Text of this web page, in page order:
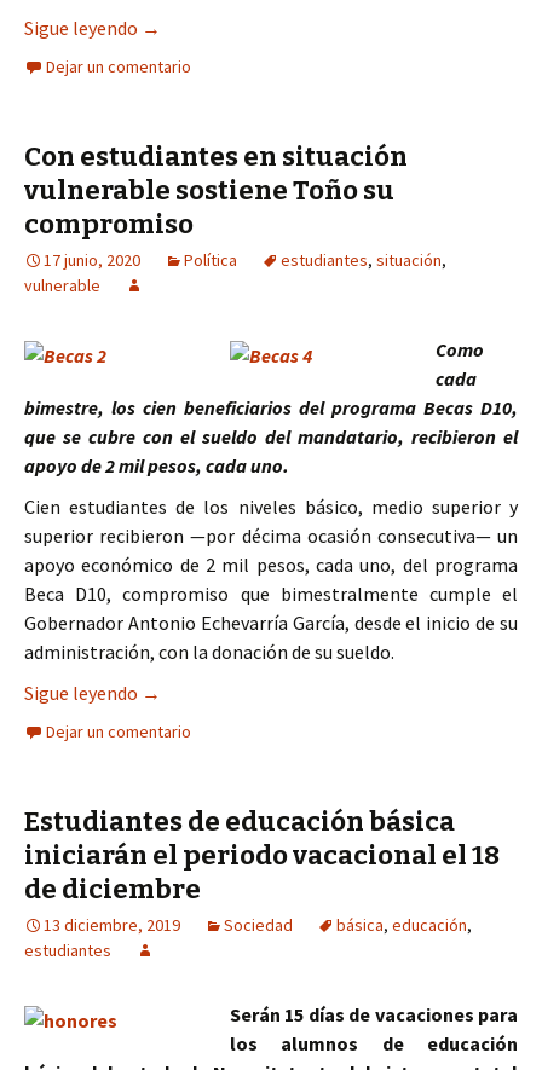
Sigue leyendo Más de 3 mil estudiantes ingresarán a CECyTEN
→
Dejar un comentario
Con estudiantes en situación
vulnerable sostiene Toño su
compromiso
17 junio, 2020 Política estudiantes, situación,
vulnerable
Como
cada
bimestre, los cien beneficiarios del programa Becas D10,
que se cubre con el sueldo del mandatario, recibieron el
apoyo de 2 mil pesos, cada uno.
Cien estudiantes de los niveles básico, medio superior y
superior recibieron —por décima ocasión consecutiva— un
apoyo económico de 2 mil pesos, cada uno, del programa
Beca D10, compromiso que bimestralmente cumple el
Gobernador Antonio Echevarría García, desde el inicio de su
administración, con la donación de su sueldo.
Sigue leyendo Con estudiantes en situación vulnerable
→
Dejar un comentario
Estudiantes de educación básica
iniciarán el periodo vacacional el 18
de diciembre
13 diciembre, 2019 Sociedad básica, educación,
estudiantes
Serán 15 días de vacaciones para
los alumnos de educación